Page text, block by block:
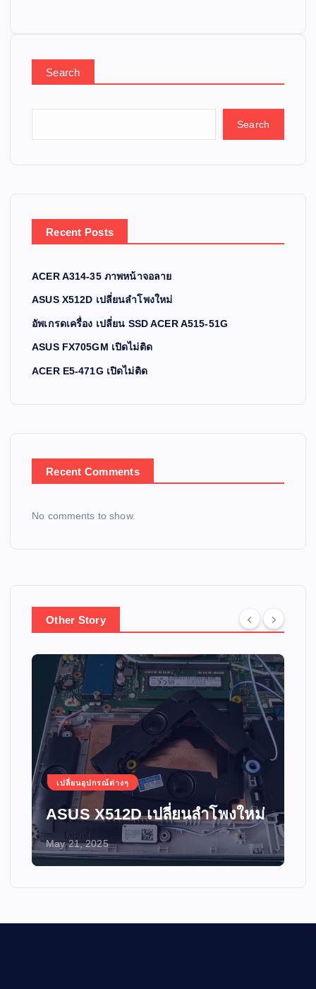
Search
Search
Recent Posts
ACER A314-35 ภาพหน้าจอลาย
ASUS X512D เปลี่ยนลำโพงใหม่
อัพเกรดเครื่อง เปลี่ยน SSD ACER A515-51G
ASUS FX705GM เปิดไม่ติด
ACER E5-471G เปิดไม่ติด
Recent Comments
No comments to show.
Other Story
เปลี่ยนอุปกรณ์ต่างๆ
ASUS X512D เปลี่ยนลำโพงใหม่
May 21, 2025